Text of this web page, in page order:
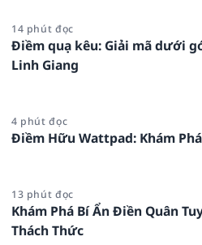
14 phút đọc
Điềm quạ kêu: Giải mã dưới
Linh Giang
4 phút đọc
Điềm Hữu Wattpad: Khám
13 phút đọc
Khám Phá Bí Ẩn Điền Quân
Thách Thức